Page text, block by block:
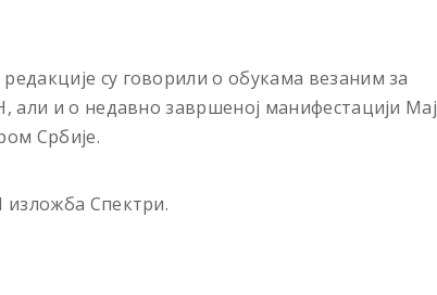
су говорили о обукама везаним за
али и о недавно завршеној манифестацији Мај
Србије.
изложба Спектри.